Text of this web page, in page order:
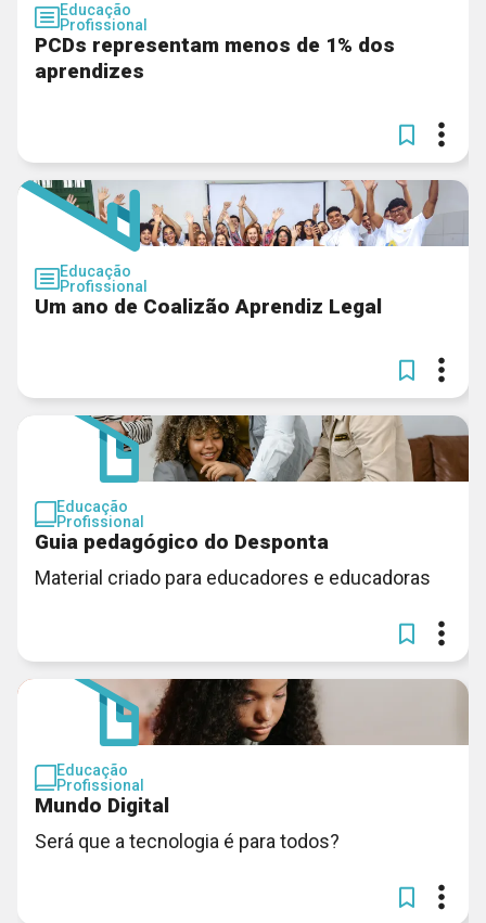
Educação
Profissional
PCDs representam menos de 1% dos
aprendizes
Educação
Profissional
Um ano de Coalizão Aprendiz Legal
Educação
Profissional
Guia pedagógico do Desponta
Material criado para educadores e educadoras
Educação
Profissional
Mundo Digital
Será que a tecnologia é para todos?